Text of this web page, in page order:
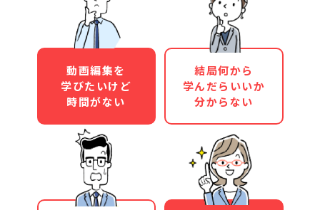
動画編集を
学びたいけど
時間がない
結局何から
学んだらいいか
分からない